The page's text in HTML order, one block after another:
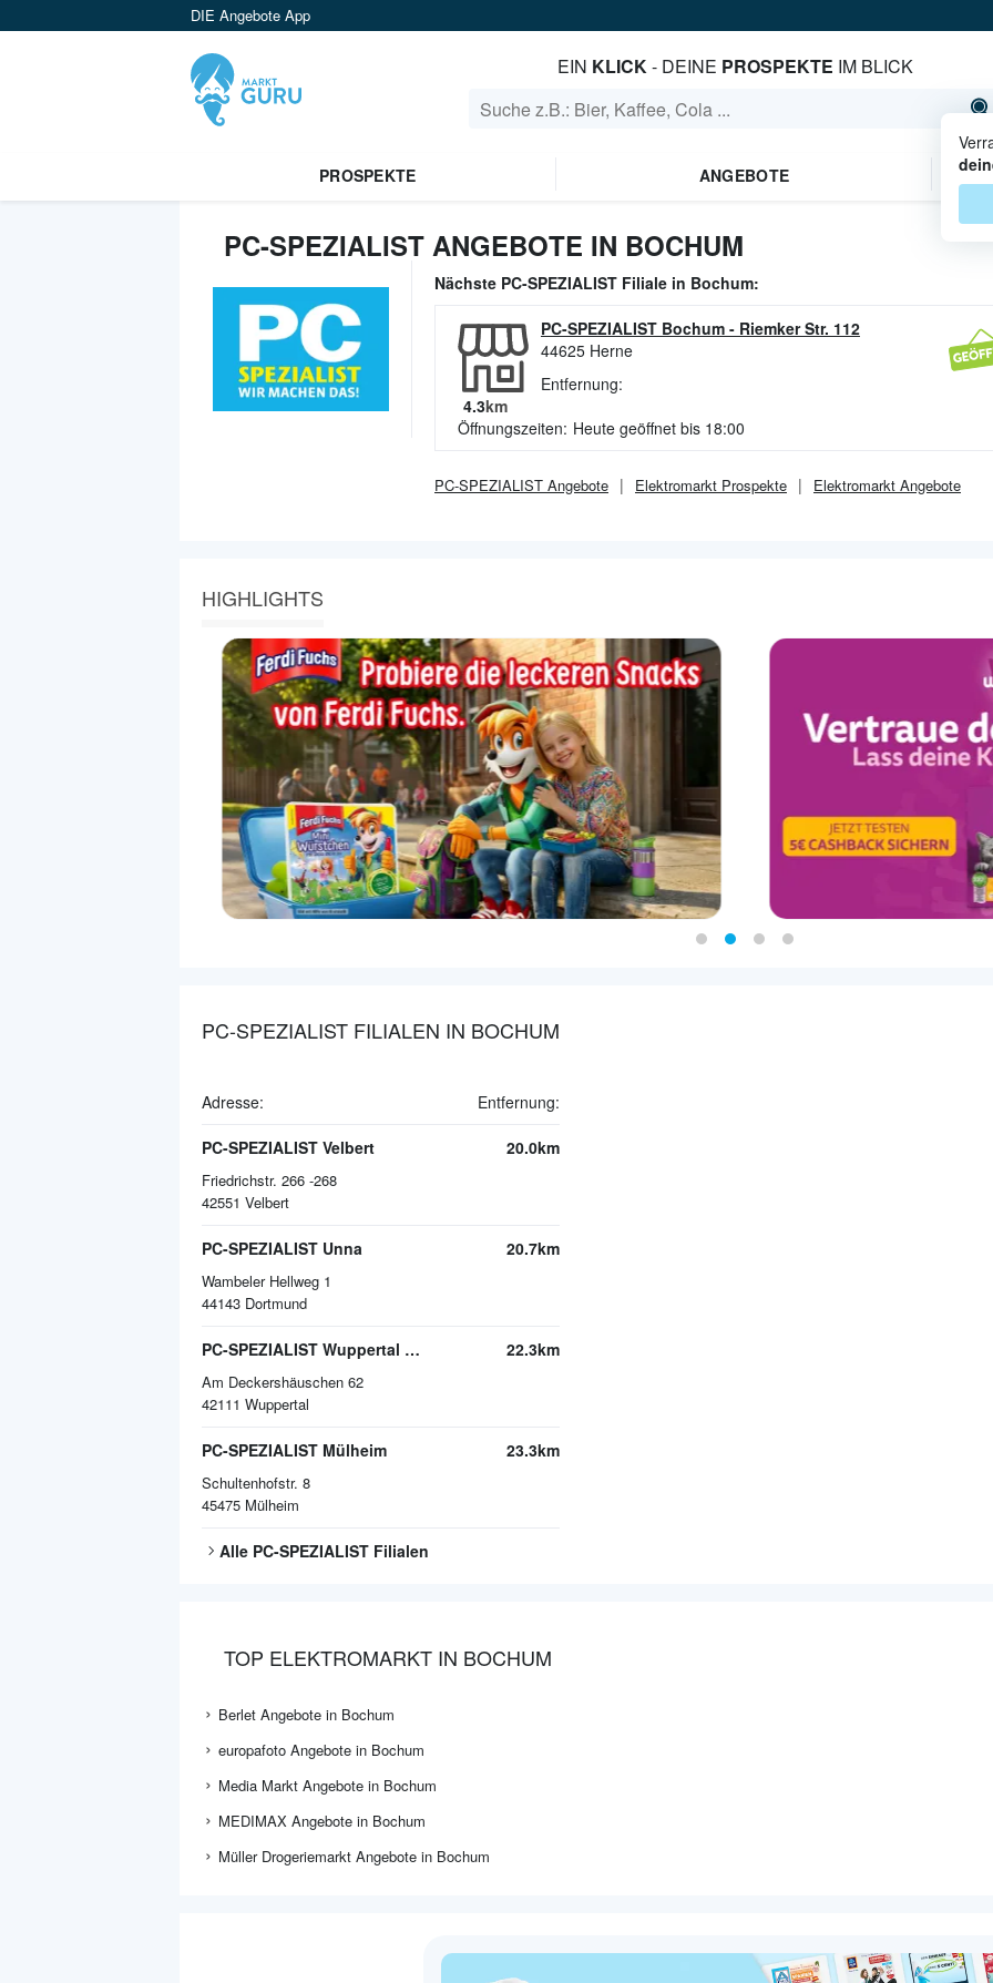
DIE Angebote App
EIN KLICK- DEINE PROSPEKTE IM BLICK
PROSPEKTE ANGEBOTE
PC-SPEZIALIST ANGEBOTE IN BOCHUM
Nächste PC-SPEZIALIST Filiale in Bochum:
PC-SPEZIALIST Bochum - Riemker Str. 112
44625 Herne
Entfernung:
4.3km
Öffnungszeiten: Heute geöffnet bis 18:00
PC-SPEZIALIST Angebote Elektromarkt Prospekte Elektromarkt Angebote
HIGHLIGHTS
PC-SPEZIALIST FILIALEN IN BOCHUM
Adresse: Entfernung:
PC-SPEZIALIST Velbert
Friedrichstr. 266 -268
42551 Velbert
20.0km
PC-SPEZIALIST Unna
Wambeler Hellweg 1
44143 Dortmund
20.7km
PC-SPEZIALIST Wuppertal Uellendahl-Katernberg
Am Deckershäuschen 62
42111 Wuppertal
22.3km
PC-SPEZIALIST Mülheim
Schultenhofstr. 8
45475 Mülheim
23.3km
Alle PC-SPEZIALIST Filialen
TOP ELEKTROMARKT IN BOCHUM
Berlet Angebote in Bochum
europafoto Angebote in Bochum
Media Markt Angebote in Bochum
MEDIMAX Angebote in Bochum
Müller Drogeriemarkt Angebote in Bochum